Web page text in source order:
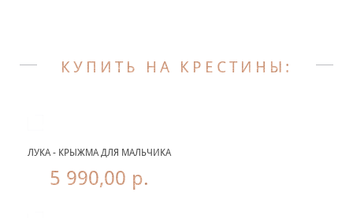
КУПИТЬ НА КРЕСТИНЫ:
ЛУКА - КРЫЖМА ДЛЯ МАЛЬЧИКА
5 990,00 р.